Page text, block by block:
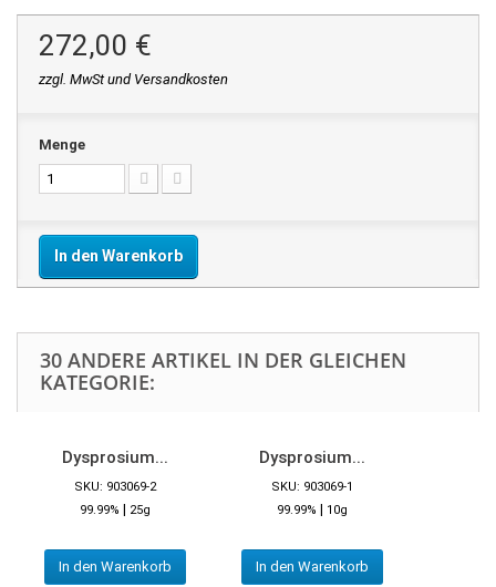
272,00 €
zzgl. MwSt und Versandkosten
Menge
In den Warenkorb
30 ANDERE ARTIKEL IN DER GLEICHEN
KATEGORIE:
Dysprosium...
SKU: 903069-2
99.99% | 25g
In den Warenkorb
Dysprosium...
SKU: 903069-1
99.99% | 10g
In den Warenkorb